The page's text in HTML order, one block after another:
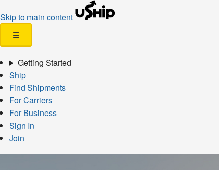
Skip to main content
☰
Getting Started
Ship
Find Shipments
For Carriers
For Business
Sign In
Join